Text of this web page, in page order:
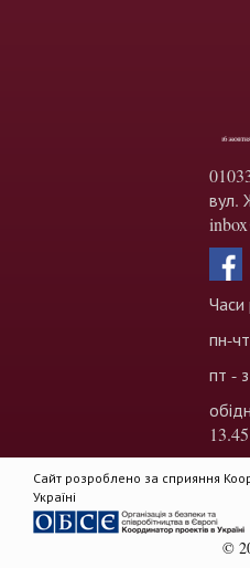
вул.
Часи
пн-
пт -
13.45
Сайт розроблено за сприяння
Україні
©